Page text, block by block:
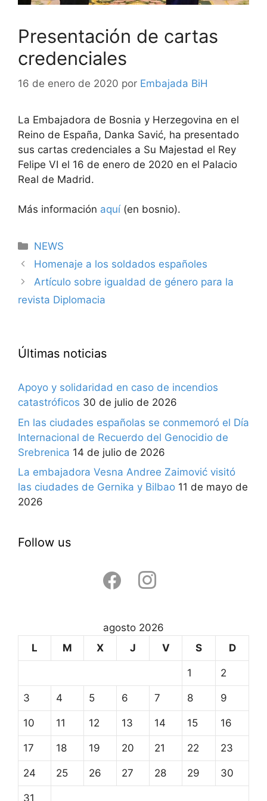
Presentación de cartas
credenciales
16 de enero de 2020 por Embajada BiH
La Embajadora de Bosnia y Herzegovina en el
Reino de España, Danka Savić, ha presentado
sus cartas credenciales a Su Majestad el Rey
Felipe VI el 16 de enero de 2020 en el Palacio
Real de Madrid.
Más información aquí (en bosnio).
Categorías
NEWS
Homenaje a los soldados españoles
Artículo sobre igualdad de género para la
revista Diplomacia
Últimas noticias
Apoyo y solidaridad en caso de incendios
catastróficos 30 de julio de 2026
En las ciudades españolas se conmemoró el Día
Internacional de Recuerdo del Genocidio de
Srebrenica 14 de julio de 2026
La embajadora Vesna Andree Zaimović visitó
las ciudades de Gernika y Bilbao 11 de mayo de
2026
Follow us
facebookinstagram
agosto 2026
L
M X J V S D
1 2
3 4 5 6 7 8 9
10 11 12 13 14 15 16
17 18 19 20 21 22 23
24 25 26 27 28 29 30
31